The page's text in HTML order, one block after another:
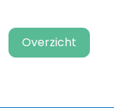
Overzicht